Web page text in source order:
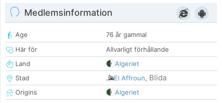
Medlemsinformation
Age
76 år gammal
Här för
Allvarligt förhållande
Land
Algeriet
Stad
El Affroun, Blida
Origins
Algeriet